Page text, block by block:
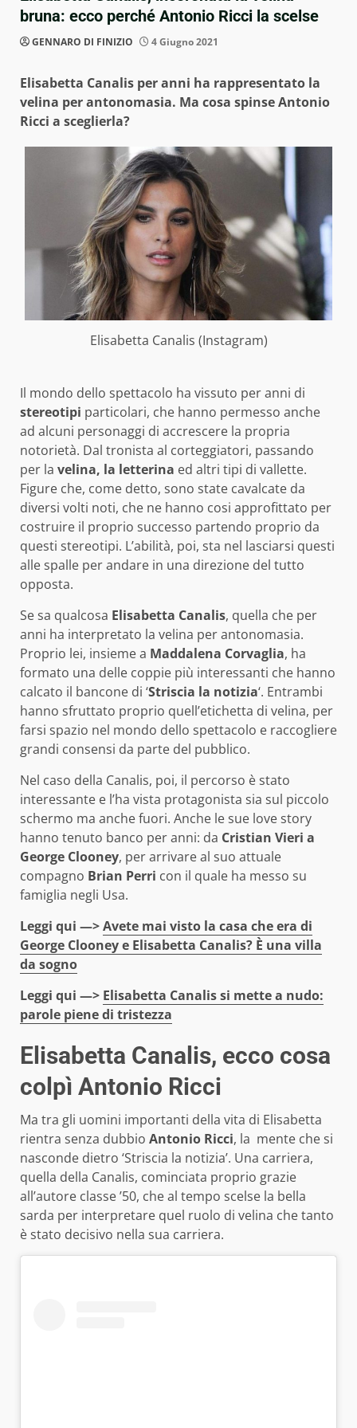
bruna: ecco perché Antonio Ricci la scelse
GENNARO DI FINIZIO 4 Giugno 2021
Elisabetta Canalis per anni ha rappresentato la
velina per antonomasia. Ma cosa spinse Antonio
Ricci a sceglierla?
Elisabetta Canalis (Instagram)
Il mondo dello spettacolo ha vissuto per anni di
stereotipi particolari, che hanno permesso anche
ad alcuni personaggi di accrescere la propria
notorietà. Dal tronista al corteggiatori, passando
per la velina, la letterina ed altri tipi di vallette.
Figure che, come detto, sono state cavalcate da
diversi volti noti, che ne hanno cosi approfittato per
costruire il proprio successo partendo proprio da
questi stereotipi. L’abilità, poi, sta nel lasciarsi questi
alle spalle per andare in una direzione del tutto
opposta.
Se sa qualcosa Elisabetta Canalis, quella che per
anni ha interpretato la velina per antonomasia.
Proprio lei, insieme a Maddalena Corvaglia, ha
formato una delle coppie più interessanti che hanno
calcato il bancone di ‘Striscia la notizia‘. Entrambi
hanno sfruttato proprio quell’etichetta di velina, per
farsi spazio nel mondo dello spettacolo e raccogliere
grandi consensi da parte del pubblico.
Nel caso della Canalis, poi, il percorso è stato
interessante e l’ha vista protagonista sia sul piccolo
schermo ma anche fuori. Anche le sue love story
hanno tenuto banco per anni: da Cristian Vieri a
George Clooney, per arrivare al suo attuale
compagno Brian Perri con il quale ha messo su
famiglia negli Usa.
Leggi qui —>Avete mai visto la casa che era di
George Clooney e Elisabetta Canalis? È una villa
da sogno
Leggi qui —> Elisabetta Canalis si mette a nudo:
parole piene di tristezza
Elisabetta Canalis, ecco cosa
colpì Antonio Ricci
Ma tra gli uomini importanti della vita di Elisabetta
rientra senza dubbio Antonio Ricci, la mente che si
nasconde dietro ‘Striscia la notizia’. Una carriera,
quella della Canalis, cominciata proprio grazie
all’autore classe ’50, che al tempo scelse la bella
sarda per interpretare quel ruolo di velina che tanto
è stato decisivo nella sua carriera.